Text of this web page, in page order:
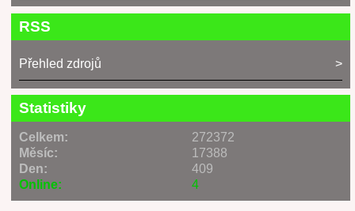
RSS
Přehled zdrojů
Statistiky
Online: 4
Celkem:
272372
Měsíc:
17388
Den:
409